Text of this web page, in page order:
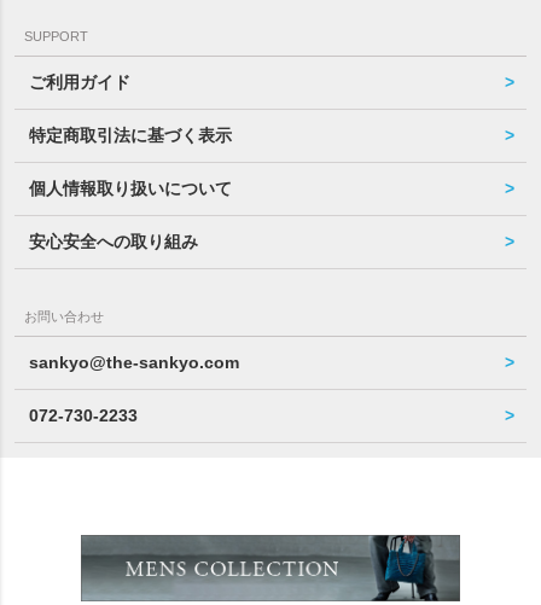
SUPPORT
ご利用ガイド
特定商取引法に基づく表示
個人情報取り扱いについて
安心安全への取り組み
お問い合わせ
sankyo@the-sankyo.com
072-730-2233